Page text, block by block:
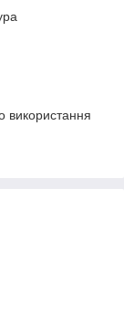
використання